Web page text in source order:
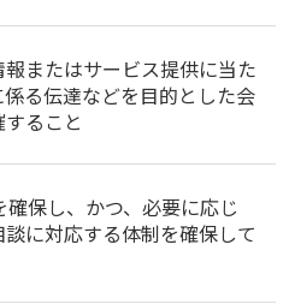
またはサービス提供に当た
る伝達などを目的とした会
ること
保し、かつ、必要に応じ
に対応する体制を確保して